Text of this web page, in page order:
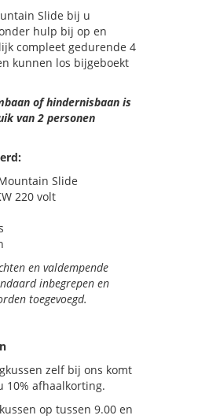
Slide bij u
hulp bij op en
compleet gedurende 4
kunnen los bijgeboekt
of hindernisbaan is
van 2 personen
Slide
220 volt
en valdempende
inbegrepen en
toegevoegd.
zelf bij ons komt
10% afhaalkorting.
op tussen 9.00 en